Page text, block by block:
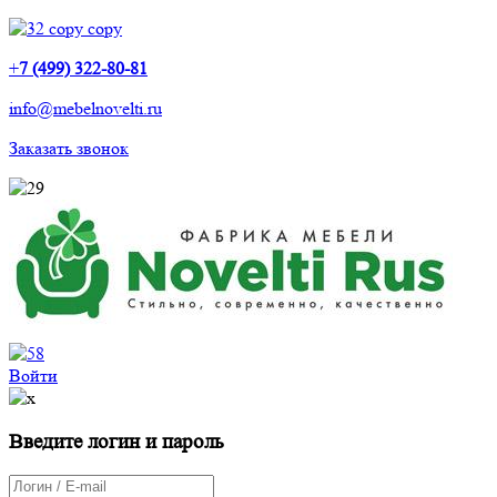
+7 (499) 322-80-81
info@mebelnovelti.ru
Заказать звонок
Войти
Введите логин и пароль